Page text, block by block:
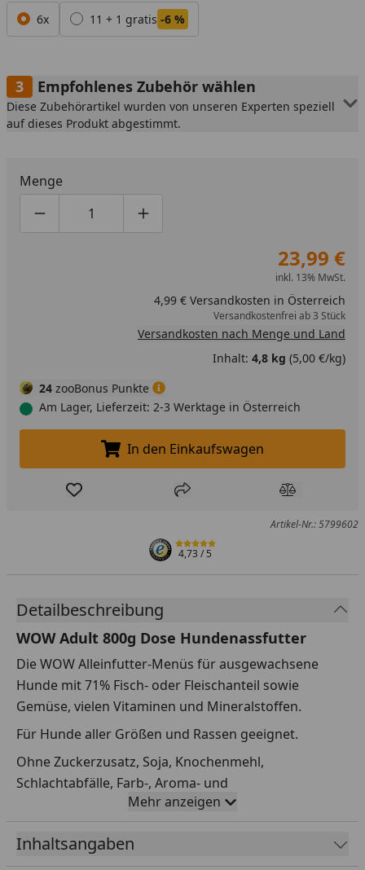
Alle anzeigen (2)
6x 11 + 1 gratis -6 %
Empfohlenes Zubehör wählen
Diese Zubehörartikel wurden von unseren Experten speziell
auf dieses Produkt abgestimmt.
Menge
Produktmenge um eins verringern
Produktmenge manuell eingeben
Produktmenge um eins erhöhen
23,99 €
inkl. 13% MwSt.
4,99 € Versandkosten in Österreich
Versandkostenfrei ab 3 Stück
Versandkosten nach Menge und Land
Inhalt: 4,8 kg (5,00 €/kg)
24 zooBonus Punkte
Am Lager, Lieferzeit: 2-3 Werktage in Österreich
In den Einkaufswagen legen
In den Einkaufswagen
Produkt zur Wunschliste hinzufügen
Teilen Produkt
Artikel-Nr.: 5799602
4,73/ 5
Detailbeschreibung
WOW Adult 800g Dose Hundenassfutter
Die WOW Alleinfutter-Menüs für ausgewachsene
Hunde mit 71% Fisch- oder Fleischanteil sowie
Gemüse, vielen Vitaminen und Mineralstoffen.
Für Hunde aller Größen und Rassen geeignet.
Ohne Zuckerzusatz, Soja, Knochenmehl,
Schlachtabfälle, Farb-, Aroma- und
Konservierungsstoffe, Tierversuche,
Geschmacksverstärker, Gentechnik.
Fütterungsempfehlung
Mehr anzeigen
Inhaltsangaben